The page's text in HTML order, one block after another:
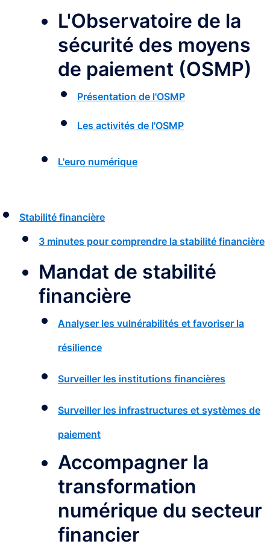
L'Observatoire de la
sécurité des moyens
de paiement (OSMP)
Présentation de l'OSMP
Les activités de l'OSMP
L'euro numérique
Stabilité financière
3 minutes pour comprendre la stabilité financière
Mandat de stabilité
financière
Analyser les vulnérabilités et favoriser la
résilience
Surveiller les institutions financières
Surveiller les infrastructures et systèmes de
paiement
Accompagner la
transformation
numérique du secteur
financier